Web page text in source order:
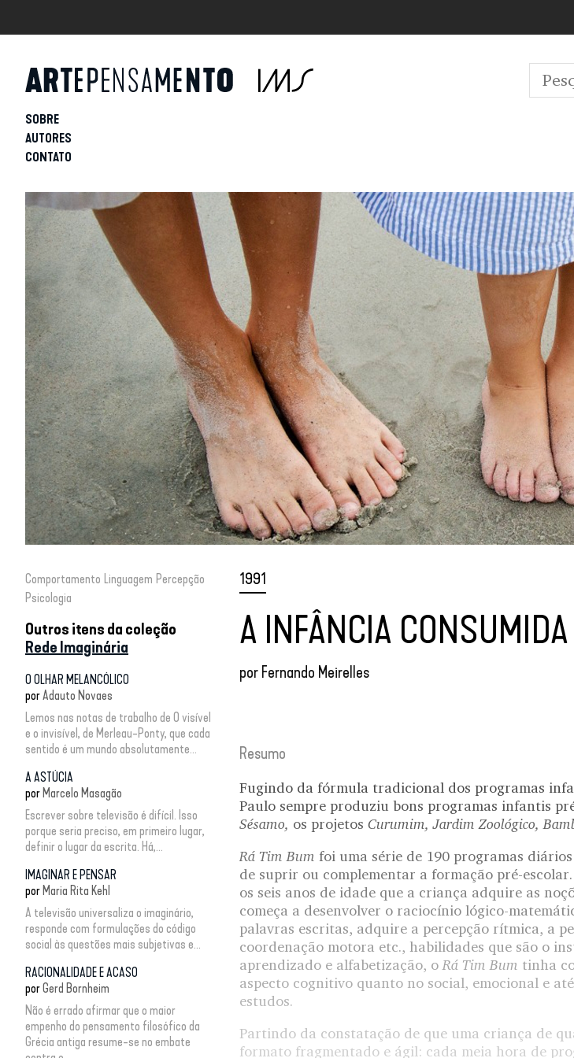
SOBRE
AUTORES
CONTATO
Comportamento Linguagem Percepção
Psicologia
Outros itens da coleção
Rede Imaginária
O OLHAR MELANCÓLICO
porAdauto Novaes
Lemos nas notas de trabalho de O visível
e o invisível, de Merleau-Ponty, que cada
sentido é um mundo absolutamente...
A ASTÚCIA
por Marcelo Masagão
Escrever sobre televisão é difícil. Isso
porque seria preciso, em primeiro lugar,
definir o lugar da escrita. Há,...
IMAGINAR E PENSAR
por Maria Rita Kehl
A televisão universaliza o imaginário,
responde com formulações do código
social às questões mais subjetivas e...
RACIONALIDADE E ACASO
porGerd Bornheim
Não é errado afirmar que o maior
empenho do pensamento filosófico da
Grécia antiga resume-se no embate
1991
A INFÂNCIA CONSUMIDA
por Fernando Meirelles
Resumo
Fugindo da fórmula tradicional dos programas
Paulo sempre produziu bons programas infantis
Sésamo, os projetos Curumim, Jardim Zoológico,
Rá Tim Bum foi uma série de 190 programas
de suprir ou complementar a formação pré-
os seis anos de idade que a criança adquire as
começa a desenvolver o raciocínio lógico-
palavras escritas, adquire a percepção rítmica, a
coordenação motora etc., habilidades que são o
aprendizado e alfabetização, o Rá Tim Bum tinha
aspecto cognitivo quanto no social, emocional e
estudos.
Partindo da constatação de que uma criança de
formato fragmentado e ágil: cada meia hora de